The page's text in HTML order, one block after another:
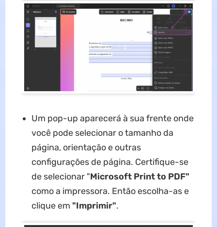
Um pop-up aparecerá à sua frente onde
você pode selecionar o tamanho da
página, orientação e outras
configurações de página. Certifique-se
de selecionar "Microsoft Print to PDF"
como a impressora. Então escolha-as e
clique em "Imprimir".